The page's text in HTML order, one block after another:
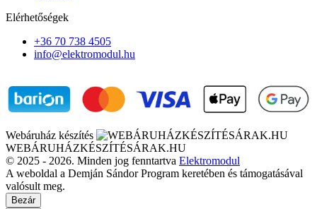
Elérhetőségek
+36 70 738 4505
info@elektromodul.hu
Webáruház készítés
WEBÁRUHÁZKÉSZÍTÉSÁRAK.HU
© 2025 - 2026. Minden jog fenntartva Elektromodul
A weboldal a Demján Sándor Program keretében és támogatásával
valósult meg.
Bezár